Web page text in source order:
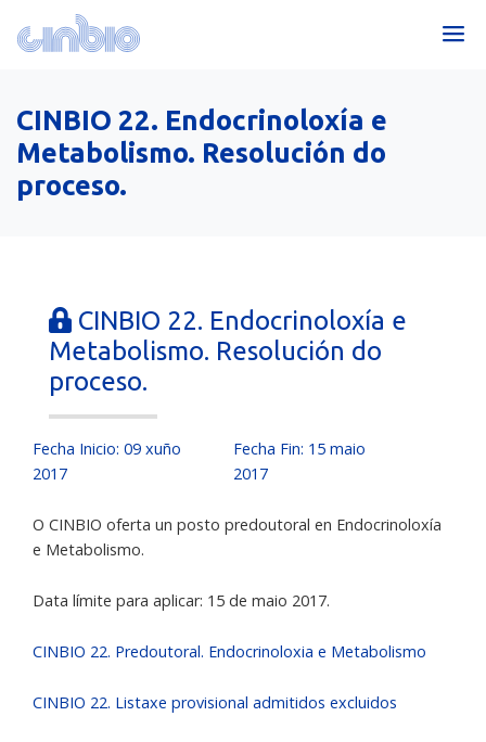
CINBIO 22. Endocrinoloxía e
Metabolismo. Resolución do
proceso.
CINBIO 22. Endocrinoloxía e
Metabolismo. Resolución do
proceso.
Fecha Inicio: 09 xuño
2017
Fecha Fin: 15 maio
2017
O CINBIO oferta un posto predoutoral en Endocrinoloxía
e Metabolismo.
Data límite para aplicar: 15 de maio 2017.
CINBIO 22. Predoutoral. Endocrinoloxia e Metabolismo
CINBIO 22. Listaxe provisional admitidos excluidos